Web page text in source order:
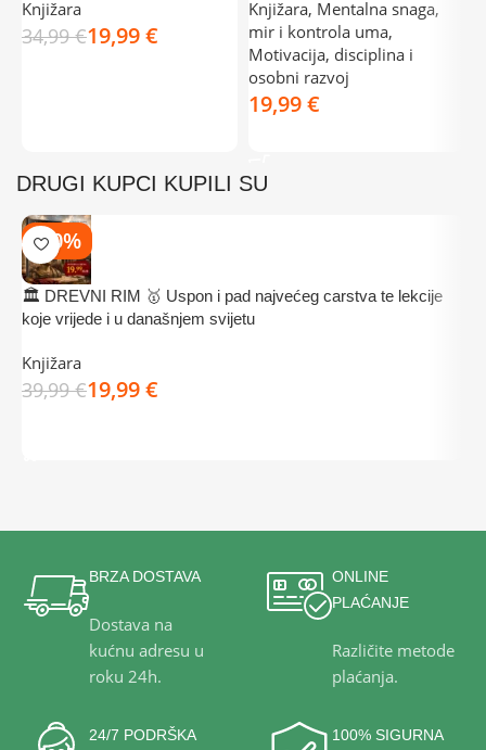
Knjižara
34,99€19,99€
Knjižara, Mentalna snaga,
mir i kontrola uma,
Motivacija, disciplina i
osobni razvoj
€
DRUGI KUPCI KUPILI SU
-50%
🏛️ DREVNI RIM 🥇 Uspon i pad najvećeg carstva te lekcije
koje vrijede i u današnjem svijetu
Knjižara
39,99€19,99€
BRZA DOSTAVA
Dostava na
kućnu adresu u
roku 24h.
ONLINE
PLAĆANJE
Različite metode
plaćanja.
24/7 PODRŠKA
100% SIGURNA